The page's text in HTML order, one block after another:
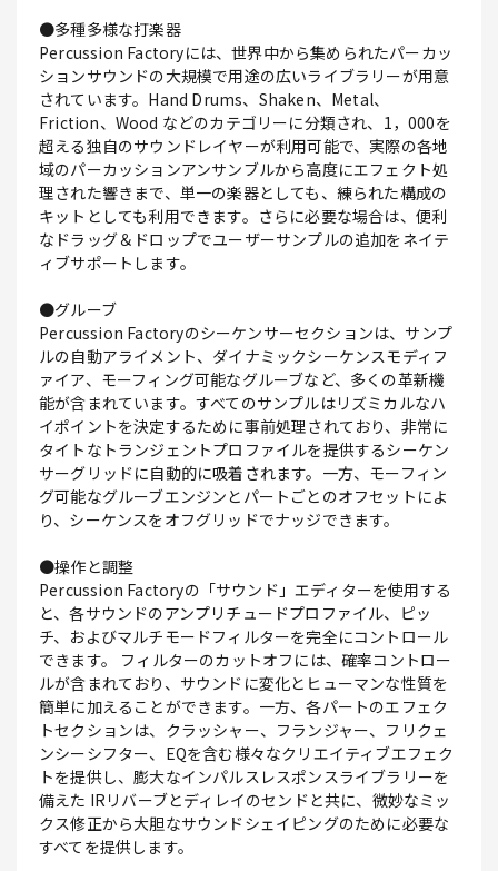
●多種多様な打楽器
Percussion Factoryには、世界中から集められたパーカッ
ションサウンドの大規模で用途の広いライブラリーが用意
されています。Hand Drums、Shaken、Metal、
Friction、Wood などのカテゴリーに分類され、1，000を
超える独自のサウンドレイヤーが利用可能で、実際の各地
域のパーカッションアンサンブルから高度にエフェクト処
理された響きまで、単一の楽器としても、練られた構成の
キットとしても利用できます。さらに必要な場合は、便利
なドラッグ＆ドロップでユーザーサンプルの追加をネイテ
ィブサポートします。
●グルーブ
Percussion Factoryのシーケンサーセクションは、サンプ
ルの自動アライメント、ダイナミックシーケンスモディフ
ァイア、モーフィング可能なグルーブなど、多くの革新機
能が含まれています。すべてのサンプルはリズミカルなハ
イポイントを決定するために事前処理されており、非常に
タイトなトランジェントプロファイルを提供するシーケン
サーグリッドに自動的に吸着されます。一方、モーフィン
グ可能なグルーブエンジンとパートごとのオフセットによ
り、シーケンスをオフグリッドでナッジできます。
●操作と調整
Percussion Factoryの「サウンド」エディターを使用する
と、各サウンドのアンプリチュードプロファイル、ピッ
チ、およびマルチモードフィルターを完全にコントロール
できます。 フィルターのカットオフには、確率コントロー
ルが含まれており、サウンドに変化とヒューマンな性質を
簡単に加えることができます。一方、各パートのエフェク
トセクションは、クラッシャー、フランジャー、フリクェ
ンシーシフター、EQを含む様々なクリエイティブエフェク
トを提供し、膨大なインパルスレスポンスライブラリーを
備えた IRリバーブとディレイのセンドと共に、微妙なミッ
クス修正から大胆なサウンドシェイピングのために必要な
すべてを提供します。